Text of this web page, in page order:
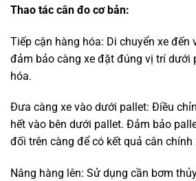
Thao tác cân đo cơ bản:
Tiếp cận hàng hóa: Di chuyển xe đến
đảm bảo càng xe đặt đúng vị trí dưới
hóa.
Đưa càng xe vào dưới pallet: Điều
hết vào bên dưới pallet. Đảm bảo
đối trên càng để có kết quả cân chính
Nâng hàng lên: Sử dụng cần bơm